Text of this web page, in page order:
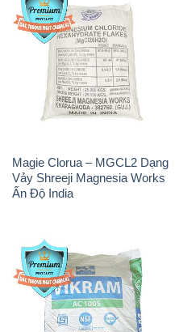
Magie Clorua – MGCL2 Dạng
Vảy Shreeji Magnesia Works
Ấn Độ India